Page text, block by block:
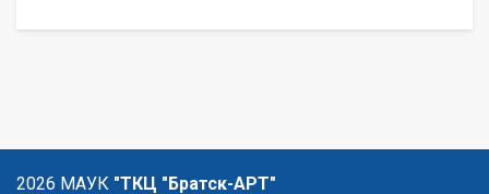
2026 МАУК "ТКЦ "Братск-АРТ"